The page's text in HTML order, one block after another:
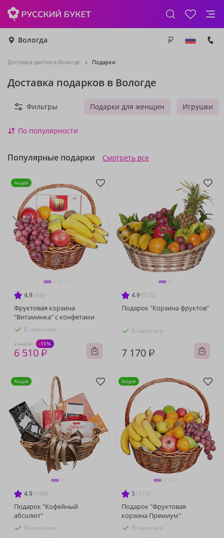
Вологда
Доставка цветов в Вологде Подарки
Доставка подарков в Вологде
Подарки для женщин Игрушки
Фильтры
По популярности
Популярные подарки Смотреть все
4.9 (84)
Фруктовая корзина
"Витаминка" с конфетами
В наличии
7 660 ₽ -15%
6 510 ₽
Акция
4.9 (925)
Подарок "Корзина фруктов"
В наличии
7 170 ₽
4.9 (168)
Подарок "Кофейный
абсолют"
В наличии
Акция
5 (115)
Подарок "Фруктовая
корзина Премиум"
В наличии
Акция